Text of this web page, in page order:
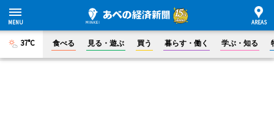
37°C 食べる 見る・遊ぶ 買う 暮らす・働く 学ぶ・知る